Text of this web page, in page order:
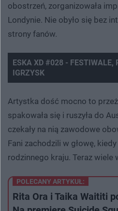
obostrzeń, zorganizowała
Londynie. Nie obyło się bez
strony fanów.
ESKA XD #028 - FESTIWALE,
IGRZYSK
Artystka dość mocno to
spakowała się i ruszyła do
czekały na nią zawodowe
Fani zachodzili w głowę,
rodzinnego kraju. Teraz wiele
POLECANY ARTYKUŁ:
Rita Ora i Taika Waititi